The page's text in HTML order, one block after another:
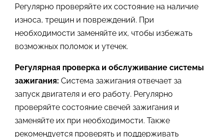
Регулярно проверяйте их состояние на наличие
износа, трещин и повреждений. При
необходимости заменяйте их, чтобы избежать
возможных поломок и утечек.
Регулярная проверка и обслуживание системы
зажигания: Система зажигания отвечает за
запуск двигателя и его работу. Регулярно
проверяйте состояние свечей зажигания и
заменяйте их при необходимости. Также
рекомендуется проверять и поддерживать